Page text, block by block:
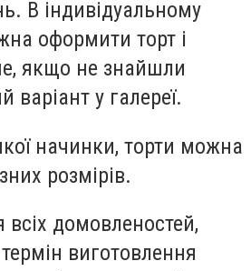
В індивідуальному
оформити торт і
якщо не знайшли
варіант у галереї.
начинки, торти можна
розмірів.
домовленостей,
виготовлення